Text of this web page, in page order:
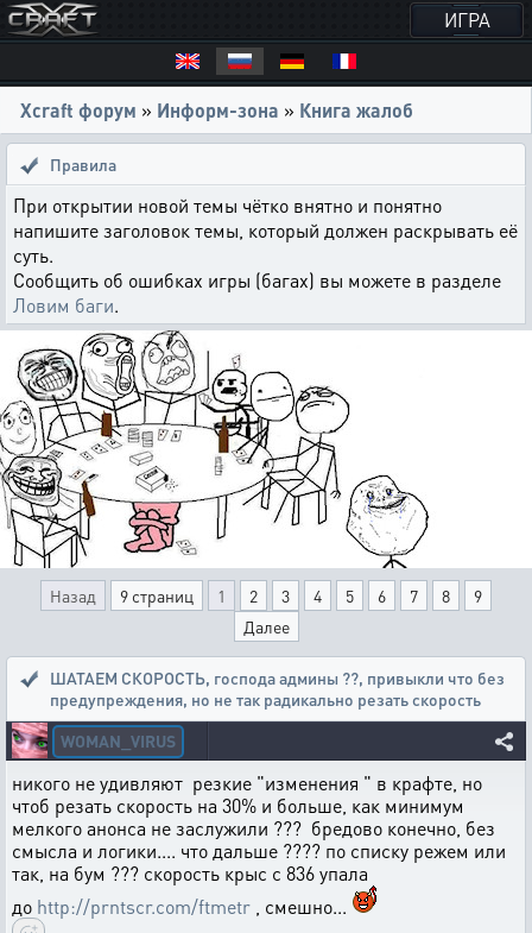
ИГРА
Xcraft форум » Информ-зона » Книга жалоб
Правила
При открытии новой темы чётко внятно и понятно
напишите заголовок темы, который должен раскрывать её
суть.
Сообщить об ошибках игры (багах) вы можете в разделе
Ловим баги.
Назад 9 страниц 1 2 3 4 5 6 7 8
9
Далее
ШАТАЕМ СКОРОСТЬ, господа админы ??, привыкли что без
предупреждения, но не так радикально резать скорость
WOMAN_VIRUS
никого не удивляют резкие "изменения " в крафте, но
чтоб резать скорость на 30% и больше, как минимум
мелкого анонса не заслужили ??? бредово конечно, без
смысла и логики.... что дальше ???? по списку режем или
так, на бум ??? скорость крыс с 836 упала
до http://prntscr.com/ftmetr , смешно...